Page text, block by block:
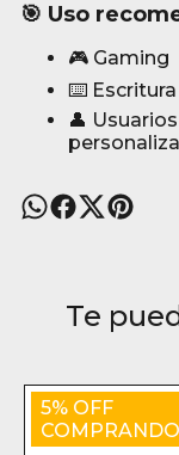
🎯 Uso
🎮 Gaming
⌨️ Escritura
👤
Te
5% OFF